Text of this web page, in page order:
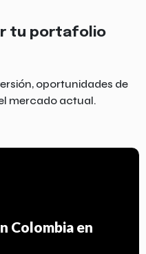
tu portafolio
oportunidades de
mercado actual.
Colombia en